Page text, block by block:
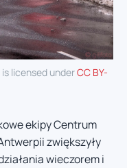
is licensed underCC BY-
ekipy Centrum
zwiększyły
wieczorem i